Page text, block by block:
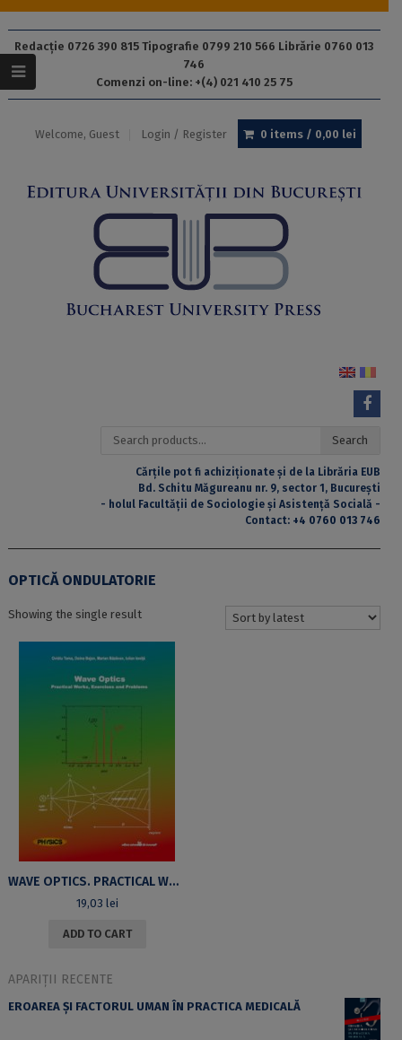
Redacție 0726 390 815 Tipografie 0799 210 566 Librărie 0760 013
746
Comenzi on-line: +(4) 021 410 25 75
Welcome, Guest Login / Register 0 items / 0,00 lei
Search
Search
Cărțile pot fi achiziționate și de la Librăria EUB
Bd. Schitu Măgureanu nr. 9, sector 1, București
- holul Facultății de Sociologie și Asistență Socială -
Contact: +4 0760 013 746
OPTICĂ ONDULATORIE
Showing the single result
WAVE OPTICS. PRACTICAL WORKS, EXERCISES AND PROBLEMS
19,03 lei
ADD TO CART
APARIȚII RECENTE
EROAREA ȘI FACTORUL UMAN ÎN PRACTICA MEDICALĂ